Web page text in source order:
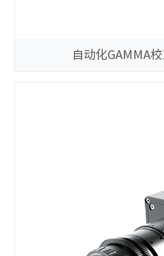
自动化GAMMA